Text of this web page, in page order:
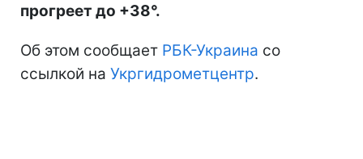
прогреет до +38°.
Об этом сообщает РБК-Украина со
ссылкой на Укргидрометцентр.